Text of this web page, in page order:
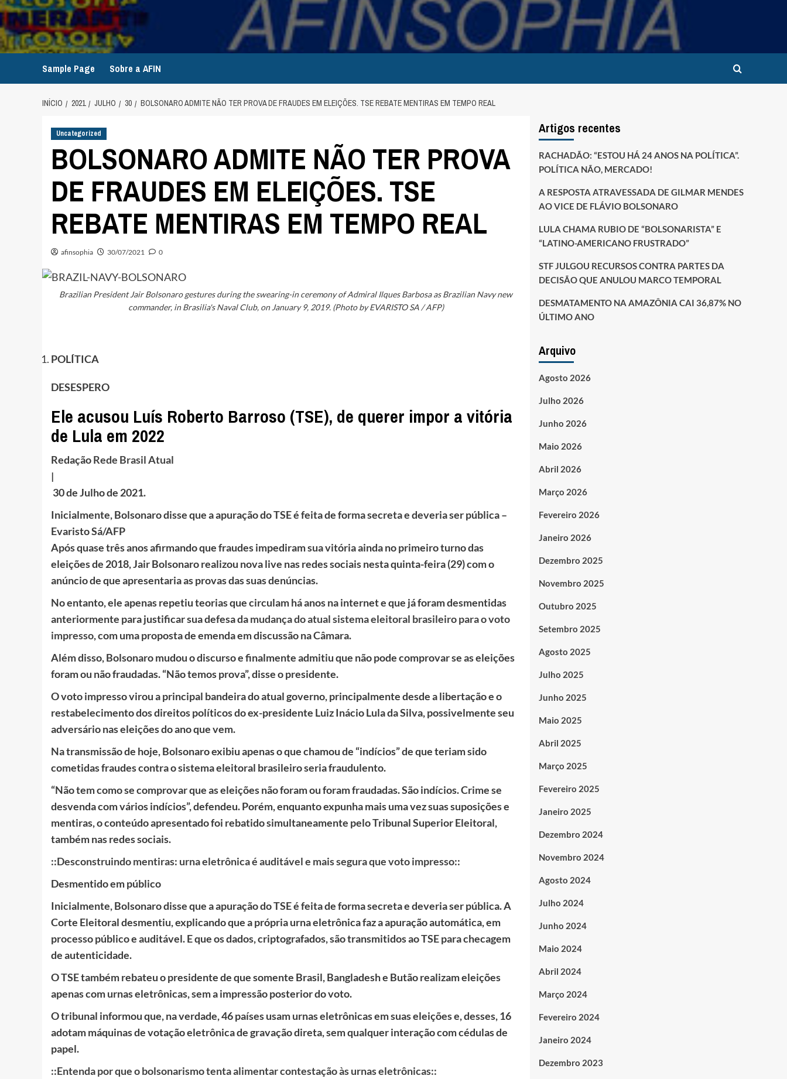
Avançar
para
o
conteúdo
Sample Page Sobre a AFIN
INÍCIO 2021 JULHO 30 BOLSONARO ADMITE NÃO TER PROVA DE FRAUDES EM ELEIÇÕES. TSE REBATE MENTIRAS EM TEMPO REAL
Uncategorized
BOLSONARO ADMITE NÃO TER PROVA
DE FRAUDES EM ELEIÇÕES. TSE
REBATE MENTIRAS EM TEMPO REAL
afinsophia 30/07/2021 0
Brazilian President Jair Bolsonaro gestures during the swearing-in ceremony of Admiral Ilques Barbosa as Brazilian Navy new
commander, in Brasilia's Naval Club, on January 9, 2019. (Photo by EVARISTO SA / AFP)
POLÍTICA
DESESPERO
Ele acusou Luís Roberto Barroso (TSE), de querer impor a vitória
de Lula em 2022
RedaçãoRede Brasil Atual
|
30 de Julho de 2021.
Inicialmente, Bolsonaro disse que a apuração do TSE é feita de forma secreta e deveria ser pública –
Evaristo Sá/AFP
Após quase três anos afirmando que fraudes impediram sua vitória ainda no primeiro turno das
eleições de 2018, Jair Bolsonaro realizou nova live nas redes sociais nesta quinta-feira (29) com o
anúncio de que apresentaria as provas das suas denúncias.
No entanto, ele apenas repetiu teorias que circulam há anos na internet e que já foram desmentidas
anteriormente para justificar sua defesa damudança do atual sistema eleitoral brasileiro para o voto
impresso, com uma proposta de emenda em discussão na Câmara.
Além disso, Bolsonaro mudou o discurso e finalmente admitiu que não pode comprovar se as eleições
foram ou não fraudadas. “Não temos prova”, disse o presidente.
O voto impresso virou a principal bandeira do atual governo, principalmente desde a libertação e o
restabelecimento dos direitos políticos do ex-presidente Luiz Inácio Lula da Silva, possivelmente seu
adversário nas eleições do ano que vem.
Na transmissão de hoje, Bolsonaro exibiu apenas o que chamou de “indícios” de que teriam sido
cometidas fraudes contra o sistema eleitoral brasileiro seria fraudulento.
“Não tem como se comprovar que as eleições não foram ou foram fraudadas. São indícios. Crime se
desvenda com vários indícios”, defendeu. Porém, enquanto expunha mais uma vez suas suposições e
mentiras, o conteúdo apresentado foi rebatido simultaneamente pelo Tribunal Superior Eleitoral,
também nas redes sociais.
::Desconstruindo mentiras: urna eletrônica é auditável e mais segura que voto impresso::
Desmentido em público
Inicialmente, Bolsonaro disse que a apuração do TSE é feita de forma secreta e deveria ser pública. A
Corte Eleitoral desmentiu, explicando que a própria urna eletrônica faz a apuração automática, em
processo público e auditável. E que os dados, criptografados, são transmitidos ao TSE para checagem
de autenticidade.
O TSE também rebateu o presidente de que somente Brasil, Bangladesh e Butão realizam eleições
apenas com urnas eletrônicas, sem a impressão posterior do voto.
O tribunal informou que, na verdade, 46 países usam urnas eletrônicas em suas eleições e, desses, 16
adotam máquinas de votação eletrônica de gravação direta, sem qualquer interação com cédulas de
papel.
::Entenda por que o bolsonarismo tenta alimentar contestação às urnas eletrônicas::
Artigos recentes
RACHADÃO: “ESTOU HÁ 24 ANOS NA POLÍTICA”.
POLÍTICA NÃO, MERCADO!
A RESPOSTA ATRAVESSADA DE GILMAR MENDES
AO VICE DE FLÁVIO BOLSONARO
LULA CHAMA RUBIO DE “BOLSONARISTA” E
“LATINO-AMERICANO FRUSTRADO”
STF JULGOU RECURSOS CONTRA PARTES DA
DECISÃO QUE ANULOU MARCO TEMPORAL
DESMATAMENTO NA AMAZÔNIA CAI 36,87% NO
ÚLTIMO ANO
Arquivo
Agosto 2026
Julho 2026
Junho 2026
Maio 2026
Abril 2026
Março 2026
Fevereiro 2026
Janeiro 2026
Dezembro 2025
Novembro 2025
Outubro 2025
Setembro 2025
Agosto 2025
Julho 2025
Junho 2025
Maio 2025
Abril 2025
Março 2025
Fevereiro 2025
Janeiro 2025
Dezembro 2024
Novembro 2024
Agosto 2024
Julho 2024
Junho 2024
Maio 2024
Abril 2024
Março 2024
Fevereiro 2024
Janeiro 2024
Dezembro 2023